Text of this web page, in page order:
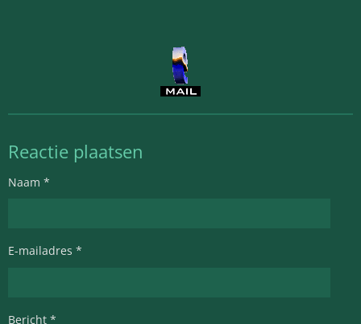
Reactie plaatsen
Naam *
E-mailadres *
Bericht *